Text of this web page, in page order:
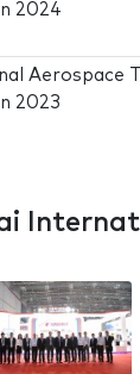
2024
Aerospace
2023